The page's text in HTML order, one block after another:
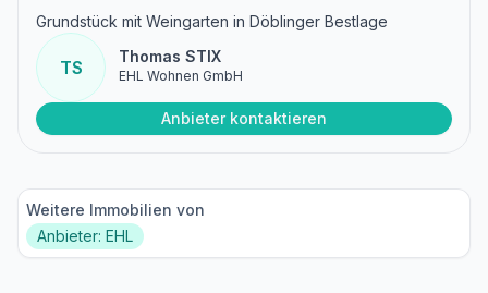
Grundstück mit Weingarten in Döblinger Bestlage
TS
Thomas STIX
EHL Wohnen GmbH
Anbieter kontaktieren
Weitere Immobilien von
Anbieter: EHL